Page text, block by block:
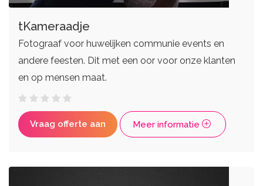
tKameraadje
Fotograaf voor huwelijken communie events en
andere feesten. Dit met een oor voor onze klanten
en op mensen maat.
Vraag offerte aan Meer informatie